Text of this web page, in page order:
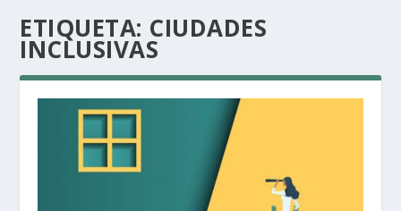
ETIQUETA: CIUDADES
INCLUSIVAS